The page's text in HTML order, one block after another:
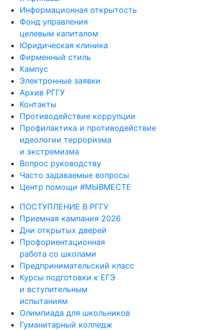
Информационная открытость
Фонд управления
целевым капиталом
Юридическая клиника
Фирменный стиль
Кампус
Электронные заявки
Архив РГГУ
Контакты
Противодействие коррупции
Профилактика и противодействие
идеологии терроризма
и экстремизма
Вопрос руководству
Часто задаваемые вопросы
Центр помощи #МЫВМЕСТЕ
ПОСТУПЛЕНИЕ В РГГУ
Приемная кампания 2026
Дни открытых дверей
Профориентационная
работа со школами
Предпринимательский класс
Курсы подготовки к ЕГЭ
и вступительным
испытаниям
Олимпиада для школьников
Гуманитарный колледж